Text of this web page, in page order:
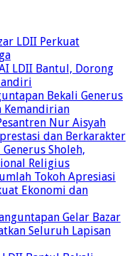
LDII Perkuat
LDII Bantul, Dorong
Bekali Generus
Kemandirian
Nur Aisyah
dan Berkarakter
Sholeh,
Religius
Tokoh Apresiasi
Ekonomi dan
Gelar Bazar
Seluruh Lapisan